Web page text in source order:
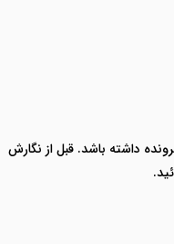
داشته باشد. قبل از نگارش